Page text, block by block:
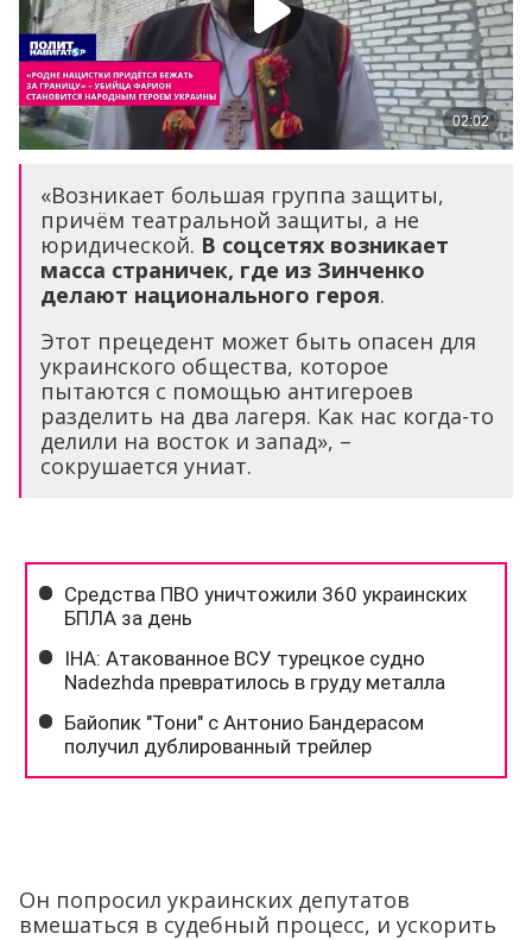
«Возникает большая группа защиты,
причём театральной защиты, а не
юридической. В соцсетях возникает
масса страничек, где из Зинченко
делают национального героя.
Этот прецедент может быть опасен для
украинского общества, которое
пытаются с помощью антигероев
разделить на два лагеря. Как нас когда-то
делили на восток и запад», –
сокрушается униат.
Он попросил украинских депутатов
вмешаться в судебный процесс, и ускорить